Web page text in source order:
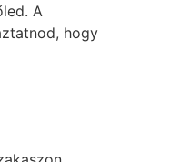
A
hogy